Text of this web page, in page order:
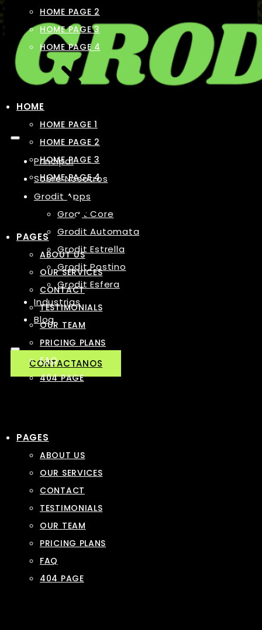
Principal
Sobre Nosotros
Grodit Apps
Grodit Core
Grodit Automata
Grodit Estrella
Grodit Postino
Grodit Esfera
Industrias
Blog
CONTACTANOS
HOME PAGE 2
HOME PAGE 3
HOME PAGE 4
HOME
HOME PAGE 1
HOME PAGE 2
HOME PAGE 3
HOME PAGE 4
PAGES
ABOUT US
OUR SERVICES
CONTACT
TESTIMONIALS
OUR TEAM
PRICING PLANS
FAQ
404 PAGE
PAGES
ABOUT US
OUR SERVICES
CONTACT
TESTIMONIALS
OUR TEAM
PRICING PLANS
FAQ
404 PAGE